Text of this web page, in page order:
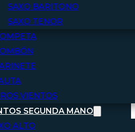
SAXO BARITONO
SAXO TENOR
VIENTOS
SEGUNDA MANO
ALTO